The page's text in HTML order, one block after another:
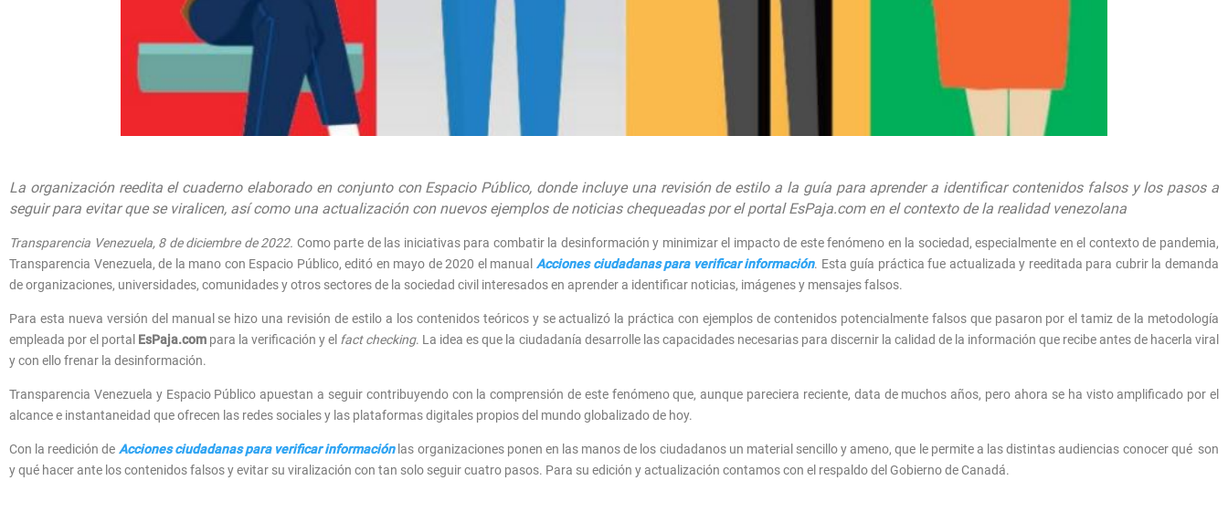
La organización reedita el cuaderno elaborado en conjunto con Espacio Público, donde incluye una revisión de estilo a la guía para aprender a identificar contenidos falsos y los pasos a
seguir para evitar que se viralicen, así como una actualización con nuevos ejemplos de noticias chequeadas por el portal EsPaja.com en el contexto de la realidad venezolana
Transparencia Venezuela, 8 de diciembre de 2022. Como parte de las iniciativas para combatir la desinformación y minimizar el impacto de este fenómeno en la sociedad, especialmente en el contexto de pandemia,
Transparencia Venezuela, de la mano con Espacio Público, editó en mayo de 2020 el manual Acciones ciudadanas para verificar información. Esta guía práctica fue actualizada y reeditada para cubrir la demanda
de organizaciones, universidades, comunidades y otros sectores de la sociedad civil interesados en aprender a identificar noticias, imágenes y mensajes falsos.
Para esta nueva versión del manual se hizo una revisión de estilo a los contenidos teóricos y se actualizó la práctica con ejemplos de contenidos potencialmente falsos que pasaron por el tamiz de la metodología
empleada por el portal EsPaja.com para la verificación y el fact checking. La idea es que la ciudadanía desarrolle las capacidades necesarias para discernir la calidad de la información que recibe antes de hacerla viral
y con ello frenar la desinformación.
Transparencia Venezuela y Espacio Público apuestan a seguir contribuyendo con la comprensión de este fenómeno que, aunque pareciera reciente, data de muchos años, pero ahora se ha visto amplificado por el
alcance e instantaneidad que ofrecen las redes sociales y las plataformas digitales propios del mundo globalizado de hoy.
Con la reedición de Acciones ciudadanas para verificar informaciónlas organizaciones ponen en las manos de los ciudadanos un material sencillo y ameno, que le permite a las distintas audiencias conocer qué son
y qué hacer ante los contenidos falsos y evitar su viralización con tan solo seguir cuatro pasos. Para su edición y actualización contamos con el respaldo del Gobierno de Canadá.